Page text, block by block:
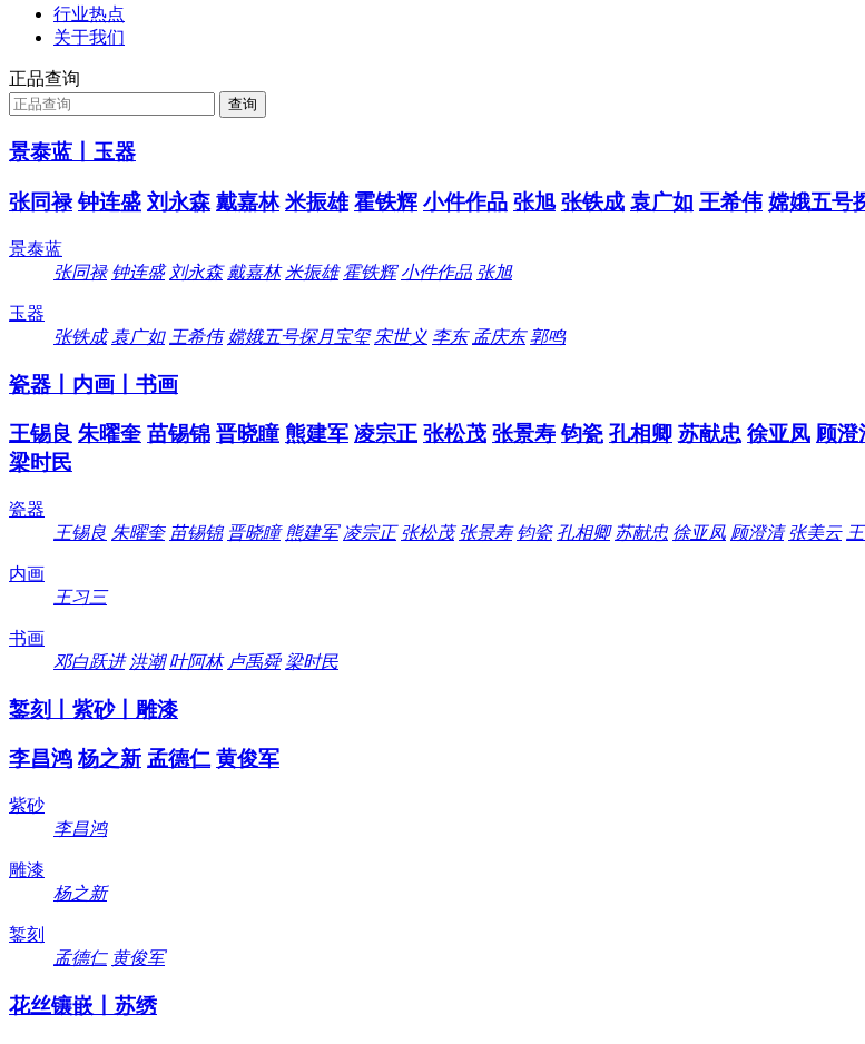
行业热点
关于我们
正品查询
景泰蓝丨玉器
张同禄 钟连盛 刘永森 戴嘉林 米振雄 霍铁辉 小件作品 张旭 张铁成 袁广如 王希伟 嫦娥五号
景泰蓝
张同禄 钟连盛 刘永森 戴嘉林 米振雄 霍铁辉 小件作品 张旭
玉器
张铁成 袁广如 王希伟 嫦娥五号探月宝玺 宋世义 李东 孟庆东 郭鸣
瓷器丨内画丨书画
王锡良 朱曜奎 苗锡锦 晋晓瞳 熊建军 凌宗正 张松茂 张景寿 钧瓷 孔相卿 苏献忠 徐亚凤 顾澄
梁时民
瓷器
王锡良 朱曜奎 苗锡锦 晋晓瞳 熊建军 凌宗正 张松茂 张景寿 钧瓷 孔相卿 苏献忠 徐亚凤 顾澄清 张美云
内画
王习三
书画
邓白跃进 洪潮 叶阿林 卢禹舜 梁时民
錾刻丨紫砂丨雕漆
李昌鸿 杨之新 孟德仁 黄俊军
紫砂
李昌鸿
雕漆
杨之新
錾刻
孟德仁 黄俊军
花丝镶嵌丨苏绣